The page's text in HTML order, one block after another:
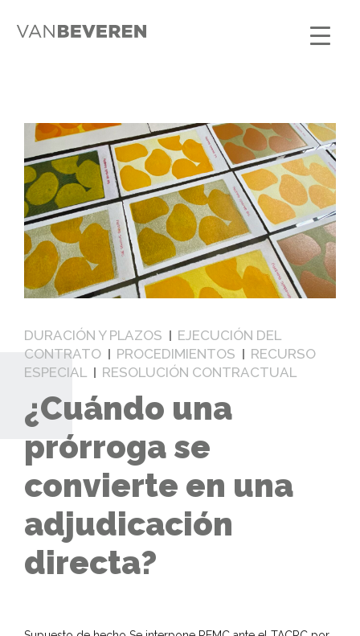
DURACIÓN Y PLAZOS
EJECUCIÓN DEL
CONTRATO
PROCEDIMIENTOS
RECURSO
ESPECIAL
RESOLUCIÓN CONTRACTUAL
¿Cuándo una
prórroga se
convierte en una
adjudicación
directa?